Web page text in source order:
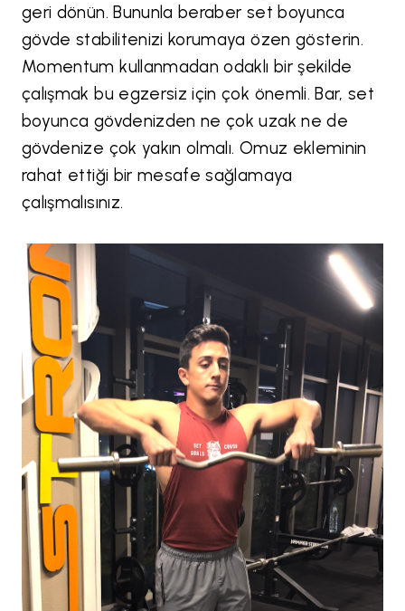
geri dönün. Bununla beraber set boyunca
gövde stabilitenizi korumaya özen gösterin.
Momentum kullanmadan odaklı bir şekilde
çalışmak bu egzersiz için çok önemli. Bar, set
boyunca gövdenizden ne çok uzak ne de
gövdenize çok yakın olmalı. Omuz ekleminin
rahat ettiği bir mesafe sağlamaya
çalışmalısınız.